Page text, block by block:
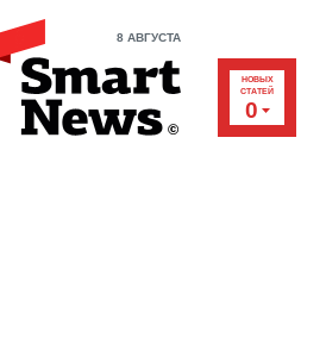
8 АВГУСТА
НОВЫХ
СТАТЕЙ
0